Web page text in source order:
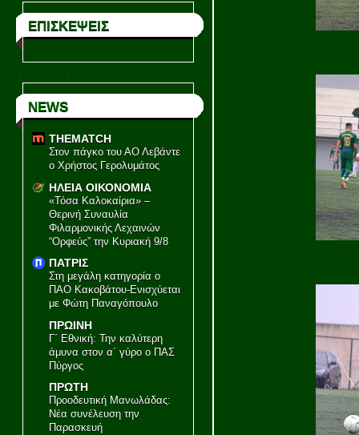
ΕΠΙΣΚΕΨΕΙΣ
NEWS
THEMATCH
Στον πάγκο του ΑΟ Λεβάντε
ο Χρήστος Γερολυμάτος
ΗΛΕΙΑ ΟΙΚΟΝΟΜΙΑ
«Τόσα Καλοκαίρια» –
Θερινή Συναυλία
Φιλαρμονικής Λεχαινών
“Ορφεύς” την Κυριακή 9/8
ΠΑΤΡΙΣ
Στη μεγάλη κατηγορία ο
ΠΑΟ Κακοβάτου-Ενισχύεται
με Φώτη Παναγόπουλο
ΠΡΩΙΝΗ
Γ΄ Εθνική: Την καλύτερη
άμυνα στον α΄ γύρο ο ΠΑΣ
Πύργος
ΠΡΩΤΗ
Προοδευτική Μανωλάδας:
Νέα συνέλευση την
Παρασκευή